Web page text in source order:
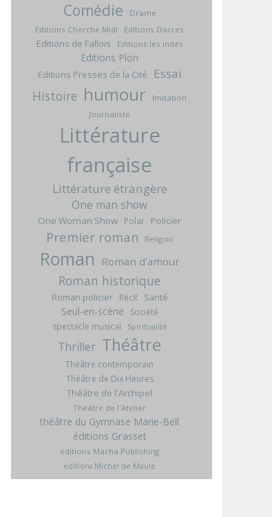
Comédie
Drame
Editions Cherche Midi
Editions Dacres
Editions de Fallois Editions les indés
Editions Plon
Editions Presses de la Cité Essai
Histoire humour
Imitation
Journaliste
Littérature
française
Littérature étrangère
One man show
One Woman Show Polar Policier
Premier roman Religion
Roman Roman d'amour
Roman historique
Roman policier Récit Santé
Seul-en-scène
Société
spectacle musical
Spiritualité
Thriller Théâtre
Théâtre contemporain
Théâtre de Dix Heures
Théâtre de l'Archipel
Théâtre de l'Atelier
théâtre du Gymnase Marie-Bell
éditions Grasset
éditions Macha Publishing
éditions Michel de Maule